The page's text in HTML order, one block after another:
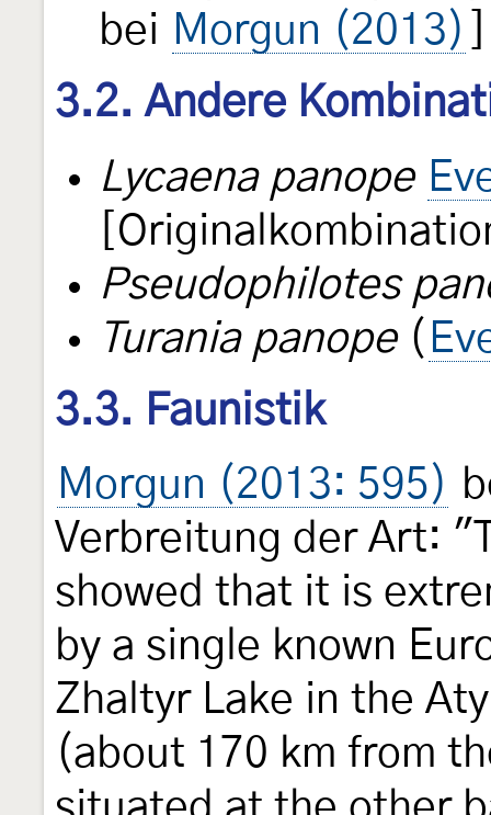
bei Morgun (2013)
3.2. Andere
Lycaena panope
Pseudophilotes
Turania panope(
3.3. Faunistik
Morgun (2013: 595)
Verbreitung der Art:
showed that it is
by a single known
Zhaltyr Lake in the
(about 170 km from